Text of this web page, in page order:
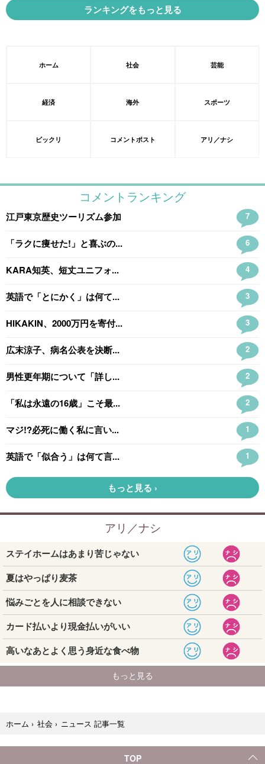
ランキングをもっと見る
ホーム 社会 芸能
経済 海外 スポーツ
ビックリ コメントポスト アリ／ナシ
ホーム › 社会 › ニュース 記事一覧
TOP